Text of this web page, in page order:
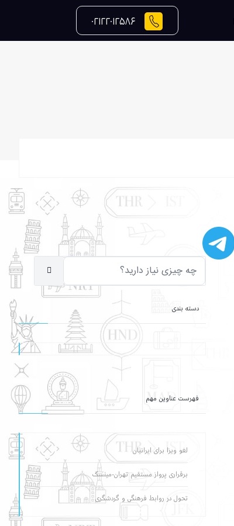
۰۲۱۲۲۰۱۲۵۸۶
دسته بندی
فهرست عناوین مهم
لغو ویزا برای ایرانیان
برقراری پرواز مستقیم تهران-مینسک
تحول در روابط فرهنگی و گردشگری